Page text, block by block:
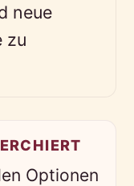
neue
zu
Optionen